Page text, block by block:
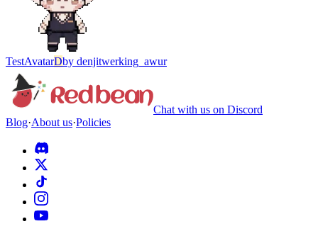
TestAvatarDby denjitwerking_awur
Chat with us on Discord
Blog·About us·Policies